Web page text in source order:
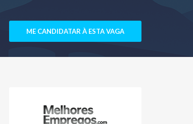
ME CANDIDATAR À ESTA VAGA